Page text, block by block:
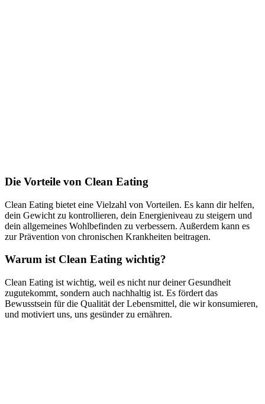
Die Vorteile von Clean Eating
Clean Eating bietet eine Vielzahl von Vorteilen. Es kann dir helfen,
dein Gewicht zu kontrollieren, dein Energieniveau zu steigern und
dein allgemeines Wohlbefinden zu verbessern. Außerdem kann es
zur Prävention von chronischen Krankheiten beitragen.
Warum ist Clean Eating wichtig?
Clean Eating ist wichtig, weil es nicht nur deiner Gesundheit
zugutekommt, sondern auch nachhaltig ist. Es fördert das
Bewusstsein für die Qualität der Lebensmittel, die wir konsumieren,
und motiviert uns, uns gesünder zu ernähren.